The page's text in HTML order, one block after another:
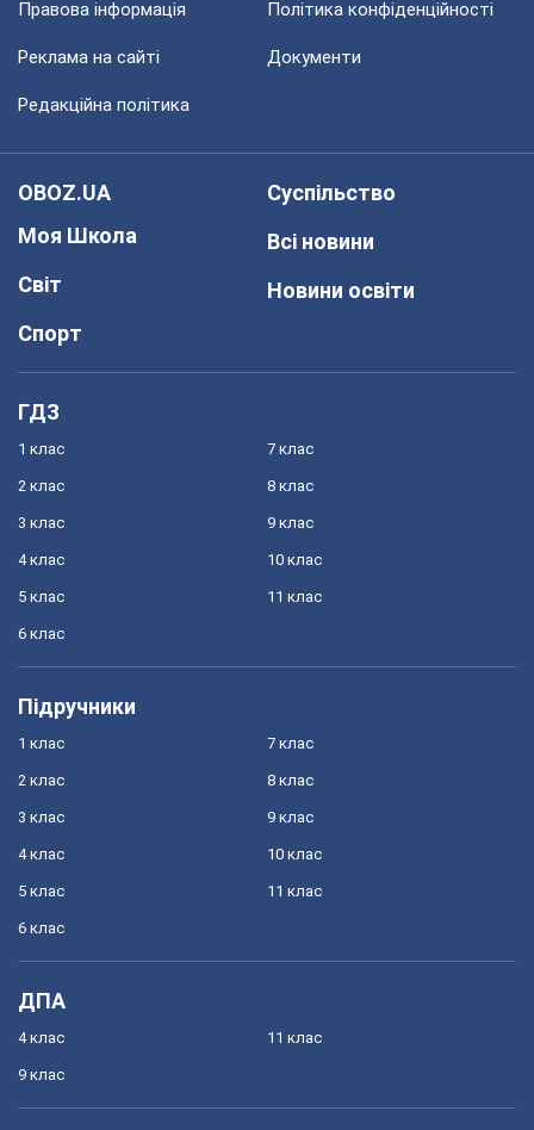
Правова інформація Політика конфіденційності
Реклама на сайті Документи
Редакційна політика
OBOZ.UA
Моя Школа
Світ
Спорт
Суспільство
Всі новини
Новини освіти
ГДЗ
1 клас
2 клас
3 клас
4 клас
5 клас
6 клас
7 клас
8 клас
9 клас
10 клас
11 клас
Підручники
1 клас
2 клас
3 клас
4 клас
5 клас
6 клас
7 клас
8 клас
9 клас
10 клас
11 клас
ДПА
4 клас
9 клас
11 клас